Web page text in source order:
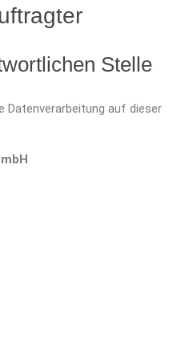
Stelle
Datenverarbeitung auf dieser